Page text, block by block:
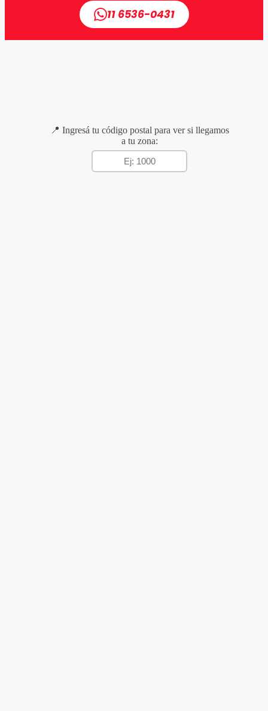
11 6536-0431
📍 Ingresá tu código postal para ver si llegamos
a tu zona: